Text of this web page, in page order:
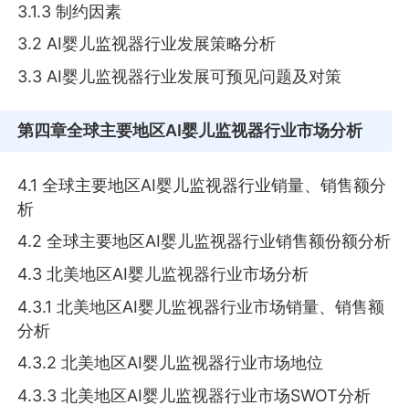
3.1.3 制约因素
3.2 AI婴儿监视器行业发展策略分析
3.3 AI婴儿监视器行业发展可预见问题及对策
第四章全球主要地区AI婴儿监视器行业市场分析
4.1 全球主要地区AI婴儿监视器行业销量、销售额分
析
4.2 全球主要地区AI婴儿监视器行业销售额份额分析
4.3 北美地区AI婴儿监视器行业市场分析
4.3.1 北美地区AI婴儿监视器行业市场销量、销售额
分析
4.3.2 北美地区AI婴儿监视器行业市场地位
4.3.3 北美地区AI婴儿监视器行业市场SWOT分析